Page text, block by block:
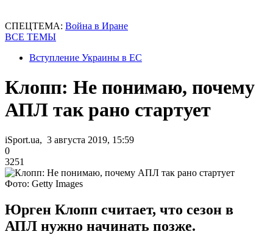
СПЕЦТЕМА: Война в Иране
ВСЕ ТЕМЫ
Вступление Украины в ЕС
Клопп: Не понимаю, почему
АПЛ так рано стартует
iSport.ua, 3 августа 2019, 15:59
0
3251
Фото: Getty Images
Юрген Клопп считает, что сезон в
АПЛ нужно начинать позже.